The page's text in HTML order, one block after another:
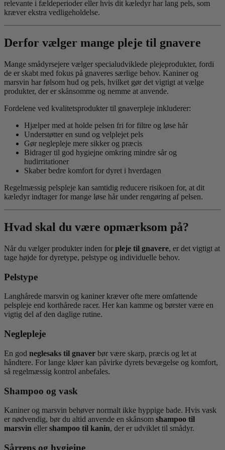
relevante i fældeperioder eller hvis dit kæledyr har lang pels, som
kræver ekstra vedligeholdelse.
Derfor vælger mange pleje til gnavere
Mange smådyrsejere vælger specialudviklede plejeprodukter, fordi
de er skabt med fokus på gnaveres særlige behov. Kaniner og
marsvin har følsom hud og pels, hvilket gør det vigtigt at vælge
produkter, der er skånsomme og nemme at anvende.
Fordelene ved kvalitetsprodukter til gnaverpleje inkluderer:
Hjælper med at holde pelsen fri for filtre og løse hår
Understøtter en sund og velplejet pels
Gør neglepleje mere sikker og præcis
Bidrager til god hygiejne omkring mindre sår og
hudirritationer
Skaber bedre komfort for dyret i hverdagen
Regelmæssig pelspleje kan samtidig reducere risikoen for, at dit
kæledyr indtager for mange løse hår under rengøring af pelsen.
Hvad skal du være opmærksom på?
Når du vælger produkter inden for pleje til gnavere, er det vigtigt at
tage højde for dyretype, pelstype og individuelle behov.
Pelstype
Langhårede marsvin og kaniner kræver ofte mere omfattende
pelspleje end korthårede racer. Her kan kamme og børster være en
vigtig del af den daglige rutine.
Neglepleje
En god neglesaks til gnaver bør være skarp, præcis og let at
håndtere. For lange kløer kan påvirke dyrets bevægelse og komfort,
så regelmæssig kontrol anbefales.
Shampoo og vask
Kaniner og marsvin behøver normalt ikke hyppige bade. Hvis vask
er nødvendig, bør du altid anvende en skånsom shampoo til
marsvin eller shampoo til kanin, der er udviklet til smådyr.
Sårrens og hygiejne